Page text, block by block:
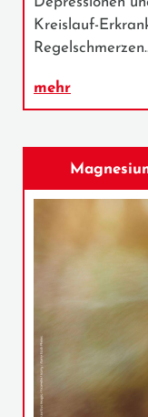
Kreislauf-
mehr